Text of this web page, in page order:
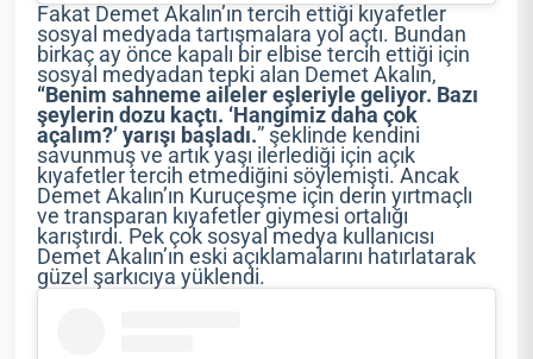
Fakat Demet Akalın’ın tercih ettiği kıyafetler
sosyal medyada tartışmalara yol açtı. Bundan
birkaç ay önce kapalı bir elbise tercih ettiği için
sosyal medyadan tepki alan Demet Akalın,
“Benim sahneme aileler eşleriyle geliyor. Bazı
şeylerin dozu kaçtı. ‘Hangimiz daha çok
açalım?’ yarışı başladı.” şeklinde kendini
savunmuş ve artık yaşı ilerlediği için açık
kıyafetler tercih etmediğini söylemişti. Ancak
Demet Akalın’ın Kuruçeşme için derin yırtmaçlı
ve transparan kıyafetler giymesi ortalığı
karıştırdı. Pek çok sosyal medya kullanıcısı
Demet Akalın’ın eski açıklamalarını hatırlatarak
güzel şarkıcıya yüklendi.